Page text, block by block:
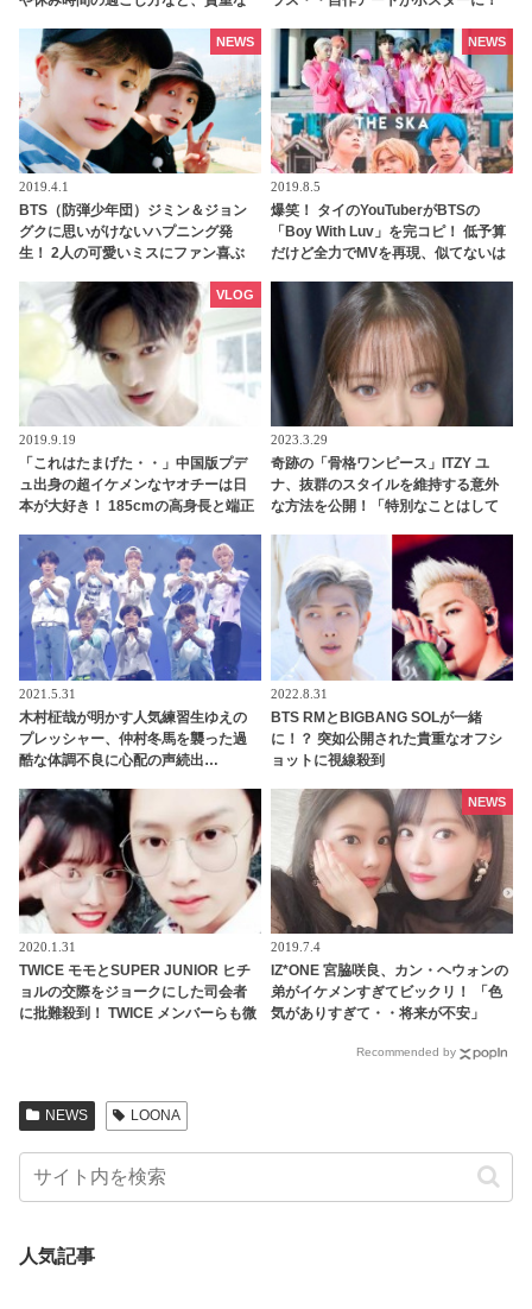
のライブ映像は本日（11月20日）初
2019.4.1
BTS（防弾少年団）ジミン＆ジョン
グクに思いがけないハプニング発
生！ 2人の可愛いミスにファン喜ぶ
NEWS
2019.8.5
爆笑！ タイのYouTuberがBTSの
「Boy With Luv」を完コピ！ 低予算
だけど全力でMVを再現、似てないは
上がりに[動画あり]
NEWS
2019.9.19
「これはたまげた・・」中国版プデ
ュ出身の超イケメンなヤオチーは日
本が大好き！ 185cmの高身長と端正
VLOG
2023.3.29
奇跡の「骨格ワンピース」ITZY ユ
ナ、抜群のスタイルを維持する意外
な方法を公開！「特別なことはして
味？
2021.5.31
木村柾哉が明かす人気練習生ゆえの
プレッシャー、仲村冬馬を襲った過
酷な体調不良に心配の声続出…
2）、「Another Day」チームのメン
バー愛＆ステージへの切実な思いに
感動
2022.8.31
BTS RMとBIGBANG SOLが一緒
に！？ 突如公開された貴重なオフシ
ョットに視線殺到
2020.1.31
TWICE モモとSUPER JUNIOR ヒチ
ョルの交際をジョークにした司会者
に批難殺到！ TWICE メンバーらも微
2019.7.4
IZ*ONE 宮脇咲良、カン・ヘウォンの
弟がイケメンすぎてビックリ！ 「色
気がありすぎて・・将来が不安」
NEWS
Recommended by
NEWS LOONA
人気記事